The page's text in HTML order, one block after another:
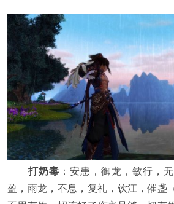
打奶毒 ：安患，御龙，敏行，
盈，雨龙，不息，复礼，饮江，催盏